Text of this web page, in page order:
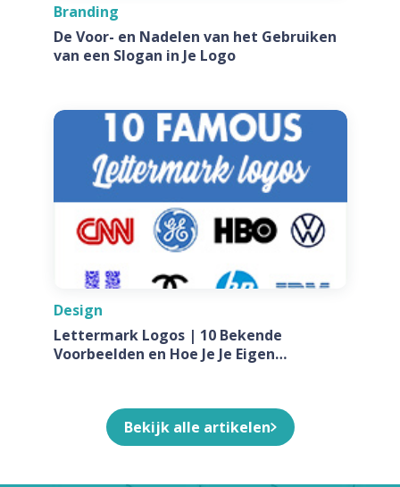
Branding
De Voor- en Nadelen van het Gebruiken
van een Slogan in Je Logo
Design
Lettermark Logos | 10 Bekende
Voorbeelden en Hoe Je Je Eigen
Bekijk alle artikelen